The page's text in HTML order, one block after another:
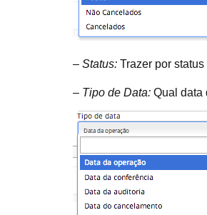
– Status: Trazer por
– Tipo de Data: Qual data